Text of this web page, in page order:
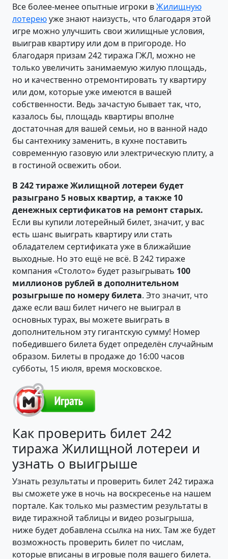
Все более-менее опытные игроки вЖилищную
лотереюуже знают наизусть, что благодаря этой
игре можно улучшить свои жилищные условия,
выиграв квартиру или дом в пригороде. Но
благодаря призам 242 тиража ГЖЛ, можно не
только увеличить занимаемую жилую площадь,
но и качественно отремонтировать ту квартиру
или дом, которые уже имеются в вашей
собственности. Ведь зачастую бывает так, что,
казалось бы, площадь квартиры вполне
достаточная для вашей семьи, но в ванной надо
бы сантехнику заменить, в кухне поставить
современную газовую или электрическую плиту, а
в гостиной освежить обои.
В 242 тираже Жилищной лотереи будет
разыграно 5 новых квартир, а также 10
денежных сертификатов на ремонт старых.
Если вы купили лотерейный билет, значит, у вас
есть шанс выиграть квартиру или стать
обладателем сертификата уже в ближайшие
выходные. Но это ещё не всё. В 242 тираже
компания «Столото» будет разыгрывать 100
миллионов рублей в дополнительном
розыгрыше по номеру билета. Это значит, что
даже если ваш билет ничего не выиграл в
основных турах, вы можете выиграть в
дополнительном эту гигантскую сумму! Номер
победившего билета будет определён случайным
образом. Билеты в продаже до 16:00 часов
субботы, 15 июля, время московское.
Как проверить билет 242
тиража Жилищной лотереи и
узнать о выигрыше
Узнать результаты и проверить билет 242 тиража
вы сможете уже в ночь на воскресенье на нашем
портале. Как только мы разместим результаты в
виде тиражной таблицы и видео розыгрыша,
ниже будет добавлена ссылка на них. Там же будет
возможность проверить билет по числам,
которые вписаны в игровые поля вашего билета.